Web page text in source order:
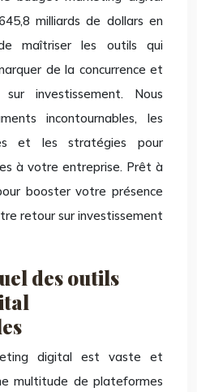
milliards de dollars en
maîtriser les outils qui
de la concurrence et
investissement. Nous
incontournables, les
et les stratégies pour
à votre entreprise. Prêt à
booster votre présence
retour sur investissement
des outils
digital est vaste et
multitude de plateformes